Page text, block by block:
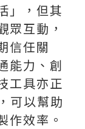
」，但其
眾互動，
信任關
能力、創
工具亦正
可以幫助
作效率。